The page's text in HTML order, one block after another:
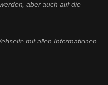
aber auch auf die
mit allen Informationen